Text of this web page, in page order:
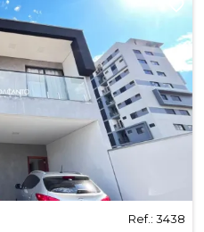
Ref.: 3438